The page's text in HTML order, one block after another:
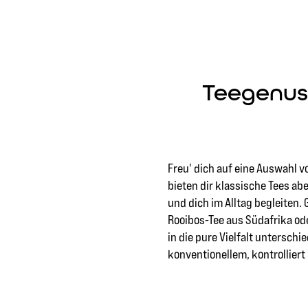
Freu' dich auf eine Auswahl
bieten dir klassische Tees
und dich im Alltag begleiten.
Rooibos-Tee aus Südafrika
in die pure Vielfalt
konventionellem, kontrolliert